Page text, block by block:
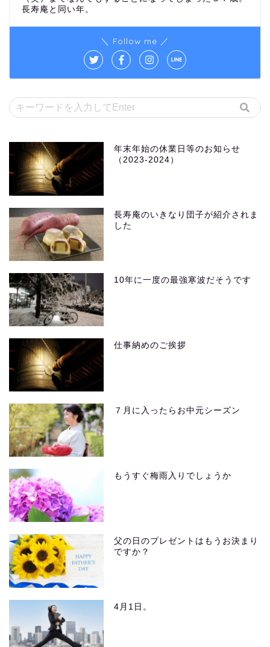
長寿庵と同い年。
＼ Follow me ／
年末年始の休業日等のお知らせ
（2023-2024）
長寿庵のいきなり団子が紹介されま
した
10年に一度の最強寒波だそうです
仕事納めのご挨拶
７月に入ったらお中元シーズン
もうすぐ梅雨入りでしょうか
父の日のプレゼントはもうお決まり
ですか？
4月1日。